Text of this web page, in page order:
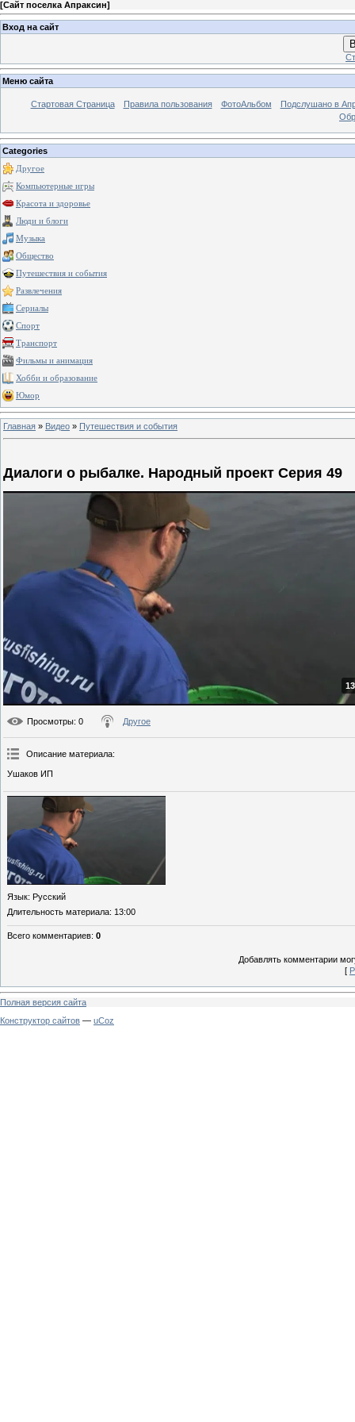
[Сайт поселка Апраксин]
Вход на сайт
Меню сайта
Стартовая Страница Правила пользования ФотоАльбом
Подслушано в
Categories
Другое
Компьютерные игры
Красота и здоровье
Люди и блоги
Музыка
Общество
Путешествия и события
Развлечения
Сериалы
Спорт
Транспорт
Фильмы и анимация
Хобби и образование
Юмор
Главная » Видео » Путешествия и события
Диалоги о рыбалке. Народный проект Серия 49
Просмотры: 0 Другое
Описание материала:
Ушаков ИП
Язык: Русский
Длительность материала: 13:00
Всего комментариев: 0
Добавлять комментарии
[
Полная версия сайта
Конструктор сайтов — uCoz